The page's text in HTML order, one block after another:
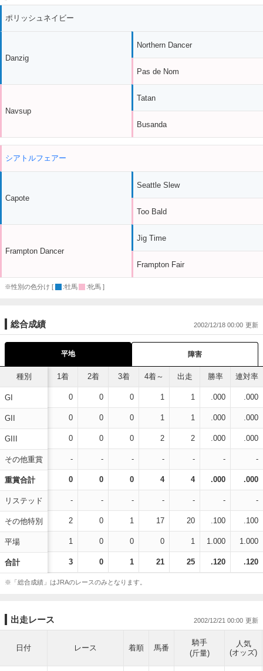
ポリッシュネイビー
Danzig
Navsup
Northern Dancer
Pas de Nom
Tatan
Busanda
シアトルフェアー
Capote
Frampton Dancer
Seattle Slew
Too Bald
Jig Time
Frampton Fair
※性別の色分け [ :牡馬 :牝馬 ]
総合成績 2002/12/18 00:00
平地 障害
種別
GI
GII
GIII
その他重賞
重賞合計
リステッド
その他特別
平場
合計
1着 2着 3着 4着～ 出走 勝率 連対率
0 0 0 1 1 .000 .000
0 0 0 1 1 .000 .000
0 0 0 2 2 .000 .000
- - - - - - -
0 0 0 4 4 .000 .000
- - - - - - -
2 0 1 17 20 .100 .100
1 0 0 0 1 1.000 1.000
3 0 1 21 25 .120 .120
※「総合成績」はJRAのレースのみとなります。
出走レース 2002/12/21 00:00
日付 レース 着順 馬番
騎手
(斤量)
人気
(オッズ)